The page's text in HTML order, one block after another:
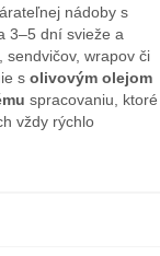
nádoby s
3–5 dní svieže a
, sendvičov, wrapov či
s olivovým olejom
spracovaniu, ktoré
vždy rýchlo